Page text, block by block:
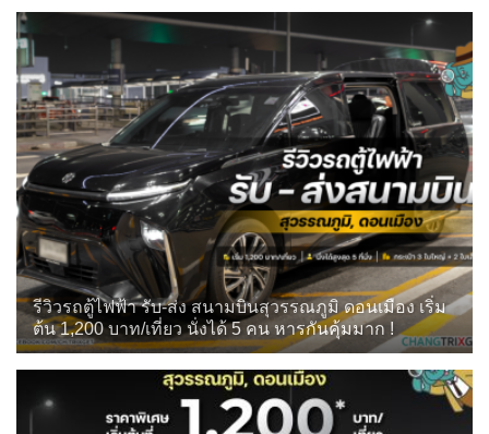
รีวิวรถตู้ไฟฟ้า รับ-ส่ง สนามบินสุวรรณภูมิ ดอนเมือง เริ่ม
ต้น 1,200 บาท/เที่ยว นั่งได้ 5 คน หารกันคุ้มมาก !